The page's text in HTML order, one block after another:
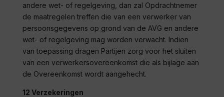
andere wet- of regelgeving, dan zal Opdrachtnemer
de maatregelen treffen die van een verwerker van
persoonsgegevens op grond van de AVG en andere
wet- of regelgeving mag worden verwacht. Indien
van toepassing dragen Partijen zorg voor het sluiten
van een verwerkersovereenkomst die als bijlage aan
de Overeenkomst wordt aangehecht.
12 Verzekeringen